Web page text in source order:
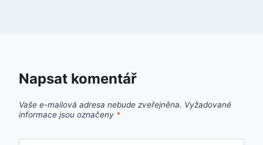
Napsat komentář
Vaše e-mailová adresa nebude zveřejněna. Vyžadované
informace jsou označeny *